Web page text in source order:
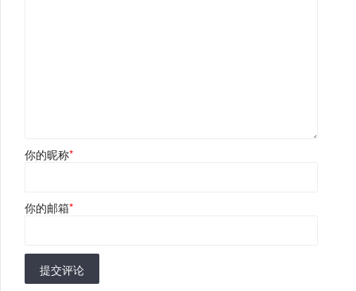
你的昵称*
你的邮箱*
提交评论